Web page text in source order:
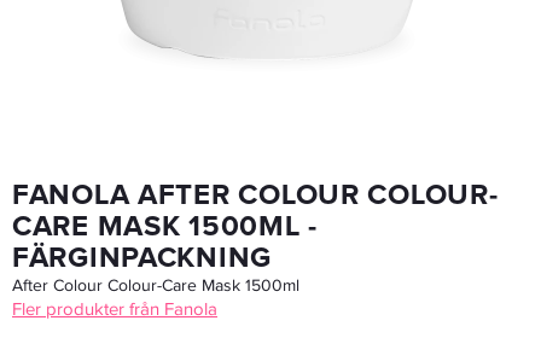
FANOLA AFTER COLOUR COLOUR-
CARE MASK 1500ML -
FÄRGINPACKNING
After Colour Colour-Care Mask 1500ml
Fler produkter från Fanola